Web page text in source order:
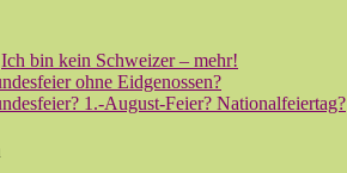
Ich bin kein Schweizer – mehr!
ohne Eidgenossen?
1.-August-Feier? Nationalfeiertag?